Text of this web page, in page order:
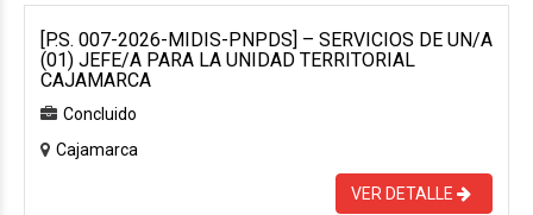
[P.S. 007-2026-MIDIS-PNPDS] – SERVICIOS DE UN/A
(01) JEFE/A PARA LA UNIDAD TERRITORIAL
CAJAMARCA
Concluido
Cajamarca
VER DETALLE